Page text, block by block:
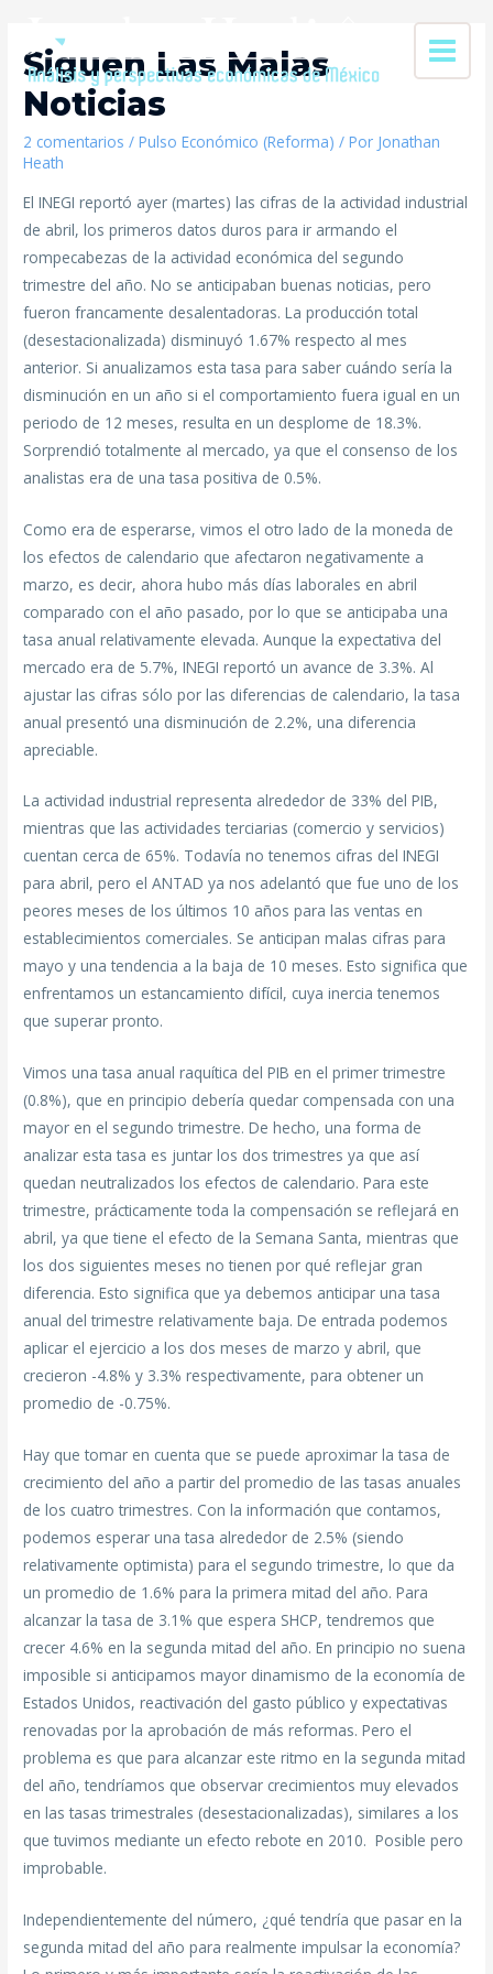
Siguen Las Malas
Noticias
2 comentarios /Pulso Económico (Reforma) / Por Jonathan
Heath
El INEGI reportó ayer (martes) las cifras de la actividad industrial
de abril, los primeros datos duros para ir armando el
rompecabezas de la actividad económica del segundo
trimestre del año. No se anticipaban buenas noticias, pero
fueron francamente desalentadoras. La producción total
(desestacionalizada) disminuyó 1.67% respecto al mes
anterior. Si anualizamos esta tasa para saber cuándo sería la
disminución en un año si el comportamiento fuera igual en un
periodo de 12 meses, resulta en un desplome de 18.3%.
Sorprendió totalmente al mercado, ya que el consenso de los
analistas era de una tasa positiva de 0.5%.
Como era de esperarse, vimos el otro lado de la moneda de
los efectos de calendario que afectaron negativamente a
marzo, es decir, ahora hubo más días laborales en abril
comparado con el año pasado, por lo que se anticipaba una
tasa anual relativamente elevada. Aunque la expectativa del
mercado era de 5.7%, INEGI reportó un avance de 3.3%. Al
ajustar las cifras sólo por las diferencias de calendario, la tasa
anual presentó una disminución de 2.2%, una diferencia
apreciable.
La actividad industrial representa alrededor de 33% del PIB,
mientras que las actividades terciarias (comercio y servicios)
cuentan cerca de 65%. Todavía no tenemos cifras del INEGI
para abril, pero el ANTAD ya nos adelantó que fue uno de los
peores meses de los últimos 10 años para las ventas en
establecimientos comerciales. Se anticipan malas cifras para
mayo y una tendencia a la baja de 10 meses. Esto significa que
enfrentamos un estancamiento difícil, cuya inercia tenemos
que superar pronto.
Vimos una tasa anual raquítica del PIB en el primer trimestre
(0.8%), que en principio debería quedar compensada con una
mayor en el segundo trimestre. De hecho, una forma de
analizar esta tasa es juntar los dos trimestres ya que así
quedan neutralizados los efectos de calendario. Para este
trimestre, prácticamente toda la compensación se reflejará en
abril, ya que tiene el efecto de la Semana Santa, mientras que
los dos siguientes meses no tienen por qué reflejar gran
diferencia. Esto significa que ya debemos anticipar una tasa
anual del trimestre relativamente baja. De entrada podemos
aplicar el ejercicio a los dos meses de marzo y abril, que
crecieron -4.8% y 3.3% respectivamente, para obtener un
promedio de -0.75%.
Hay que tomar en cuenta que se puede aproximar la tasa de
crecimiento del año a partir del promedio de las tasas anuales
de los cuatro trimestres. Con la información que contamos,
podemos esperar una tasa alrededor de 2.5% (siendo
relativamente optimista) para el segundo trimestre, lo que da
un promedio de 1.6% para la primera mitad del año. Para
alcanzar la tasa de 3.1% que espera SHCP, tendremos que
crecer 4.6% en la segunda mitad del año. En principio no suena
imposible si anticipamos mayor dinamismo de la economía de
Estados Unidos, reactivación del gasto público y expectativas
renovadas por la aprobación de más reformas. Pero el
problema es que para alcanzar este ritmo en la segunda mitad
del año, tendríamos que observar crecimientos muy elevados
en las tasas trimestrales (desestacionalizadas), similares a los
que tuvimos mediante un efecto rebote en 2010. Posible pero
improbable.
Independientemente del número, ¿qué tendría que pasar en la
segunda mitad del año para realmente impulsar la economía?